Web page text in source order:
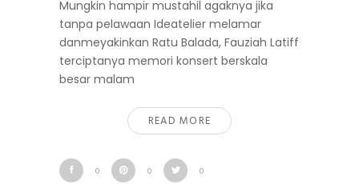
Mungkin hampir mustahil agaknya jika
tanpa pelawaan Ideatelier melamar
danmeyakinkan Ratu Balada, Fauziah Latiff
terciptanya memori konsert berskala
besar malam
READ MORE
0 0 0